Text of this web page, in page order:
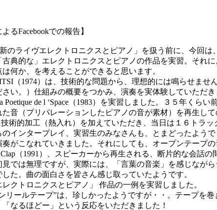
るFacebookでの報告】
のライヴエレクトロニクスとピアノ」を扱う前に、今回
典的な」エレクトロニクスとピアノの作品を実習。それ
何か、を考えることができると思います。
（1974）は、技術的な問題から、理想的には鳴らせま
い。）仕組みの概要をつかみ、演奏を実体験していただき
Poetique de l ‘Space（1983）を実習しました。３５年くら
た音（プリパレーションしたピアノの音が素材）を再生し
技術的加工（熱入れ）を加えていただき、当日は１６トラ
のインタープレイ、実習生のみなさんも、とまどったよう
がこなれていきました。それにしても、オープンテープ
（1991）、スピーカーから再生される、断片的な会話
見では無理ですが、実際には、「言葉の音楽」を感じなが
た。曲の面白さを皆さん感じ取っていたようです。
クトロニクスとピアノ」 作品の一例を実習しました。
リールテープ”は、珍しかったようですが・・。テープを
なるほどー」という反応をいただきました！